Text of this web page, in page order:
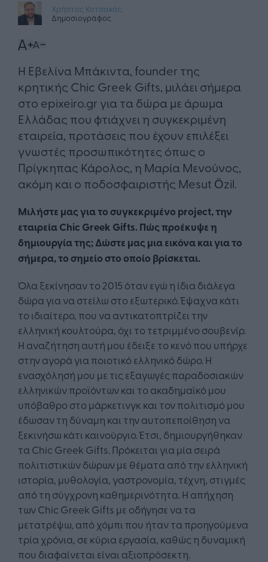
Χρήστος Κοτσακάς
Δημοσιογράφος
Η Εβελίνα Μπάκιντα, founder της
κρητικής Chic Greek Gifts, μιλάει σήμερα
στο epixeiro.gr για τα δώρα με άρωμα
Ελλάδας που φτιάχνει η συγκεκριμένη
εταιρεία, προτάσεις που έχουν επιλέξει
γνωστές προσωπικότητες όπως ο
Πρίγκηπας Κάρολος, η Μαρία Μενούνος,
ακόμη και ο ποδοσφαιριστής Mesut Özil.
Μιλήστε μας για το συγκεκριμένο project, την
εταιρεία Chic Greek Gifts. Πώς προέκυψε η
δημιουργία της; Δώστε μας μια εικόνα και για το
σήμερα, το σημείο στο οποίο βρίσκεται.
Όλα ξεκίνησαν το 2015 όταν εγώ η ίδια διάλεγα
δώρα για να στείλω στο εξωτερικό. Έψαχνα κάτι
το ιδιαίτερο, που να αντικατοπτρίζει την
ελληνική κουλτούρα, όχι το τετριμμένο σουβενίρ.
Η αναζήτηση αυτή μου έδειξε το κενό που υπήρχε
στην αγορά για ποιοτικό ελληνικό δώρο. Η
ενασχόλησή μου με τις εξαγωγές παραδοσιακών
ελληνικών προϊόντων και το ακαδημαϊκό μου
υπόβαθρο στο μάρκετινγκ και τον πολιτισμό μου
έδωσαν τη δύναμη και την αυτοπεποίθηση να
ξεκινήσω κάτι καινούργιο. Έτσι, δημιουργήθηκαν
τα Chic Greek Gifts. Πρόκειται για μία σειρά
πολιτιστικών δώρων με θέματα από την ελληνική
ιστορία, μυθολογία, γαστρονομία, τέχνη, στιγμές
από τη σύγχρονη καθημερινότητα. Η απήχηση
των Chic Greek Gifts με οδήγησε να τα
μετατρέψω, από χόμπι που ήταν τα προηγούμενα
τρία χρόνια, σε κύρια εργασία, καθώς η δυναμική
που διαφαίνεται είναι αξιοπρόσεκτη.